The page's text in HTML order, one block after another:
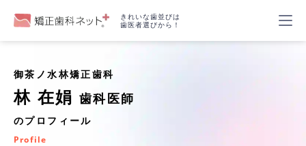
きれいな歯並びは
歯医者選びから！
御茶ノ水林矯正歯科
林 在娟 歯科医師
のプロフィール
Profile